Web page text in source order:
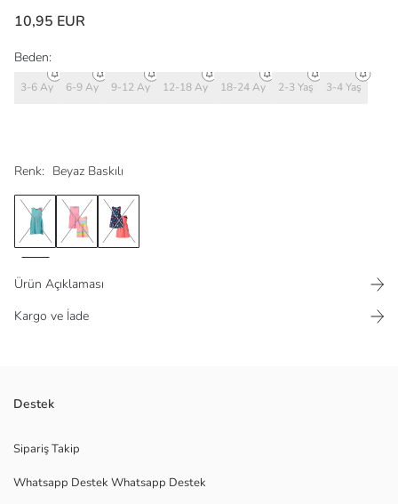
10,95 EUR
Renk: Beyaz Baskılı
Beden:
3-6 Ay 6-9 Ay 9-12 Ay 12-18 Ay 18-24 Ay 2-3 Yaş 3-4 Yaş
Ürün Açıklaması
Kargo ve İade
Ana Kumaş Beyaz Baskılı:
Menşei:
Marka:
Destek
Sipariş Takip
Whatsapp Destek Whatsapp Destek